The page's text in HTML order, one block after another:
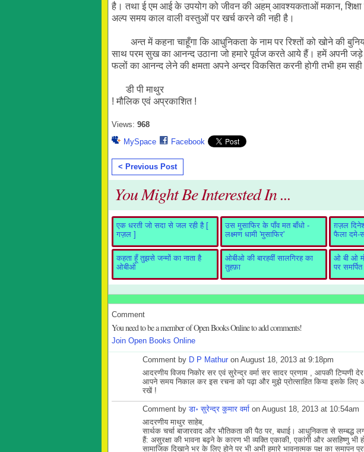
है। तथा ई एम आई के उपयोग को जीवन की अहम् आवश्यकताओं मकान,
अल्प समय काल वाली वस्तुओं पर खर्च करने की नही है।
अन्त में कहना चाहूँगा कि आधुनिकता के नाम पर रिश्तों को खोने की
साथ परम सुख का आनन्द उठाना जो हमारे पूर्वज करते आये हैं। हमें अपनी
फलों का आनन्द लेने की क्षमता अपने अन्दर विकसित करनी होगी तभी हम
डी पी माथुर
! मौलिक एवं अप्रकाशित !
Views: 968
MySpace
Facebook
< Previous Post
You Might Be Interested In ...
एक धरती जो सदा से जल रही है [
गज़ल ]
उस मुसाफिर के पाँव मत बाँधो -
लक्ष्मण धामी 'मुसाफिर'
ग़ज़ल
फैला दमे-
कहता हूँ तुझसे जन्मों का नाता है
ओबीओ
ओबीओ की बारहवीं सालगिरह का
तुहफ़ा
ओ बी ओ
पर
Comment
You need to be a member of Open Books Online to add comments!
Join Open Books Online
Comment by D P Mathur on August 18, 2013 at 9:18pm
आदरणीय विजय निकोर सर एवं सुरेन्द्र वर्मा सर सादर प्रणाम , आपकी टिप्पणी
आपने समय निकाल कर इस रचना को पढ़ा और मुझे प्रोत्साहित किया इसके लिए
रखें !
Comment byडा॰ सुरेन्द्र कुमार वर्मा on August 18, 2013 at 10:54am
आदरणीय माथुर साहेब,
सार्थक चर्चा बाजारवाद और भौतिकता की पैठ पर, बधाई। आधुनिकता से सम्बद्ध
हैं: असुरक्षा की भावना बढ़ने के कारण भी व्यक्ति एकाकी, एकांगी और असहिष्णु भी
सामाजिक दिखाने भर के लिए होने पर भी अभी हमारे भावनात्मक पक्ष का